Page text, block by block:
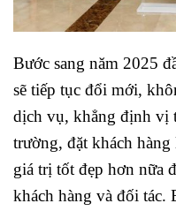
Bước sang năm 2025
sẽ tiếp tục đổi mới,
dịch vụ, khẳng định vị
trường, đặt khách
giá trị tốt đẹp hơn nữa
khách hàng và đối tác.